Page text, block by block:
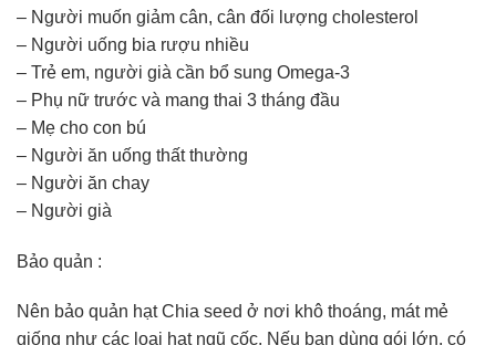
– Người muốn giảm cân, cân đối lượng cholesterol
– Người uống bia rượu nhiều
– Trẻ em, người già cần bổ sung Omega-3
– Phụ nữ trước và mang thai 3 tháng đầu
– Mẹ cho con bú
– Người ăn uống thất thường
– Người ăn chay
– Người già
Bảo quản :
Nên bảo quản hạt Chia seed ở nơi khô thoáng, mát mẻ
giống như các loại hạt ngũ cốc. Nếu bạn dùng gói lớn, có